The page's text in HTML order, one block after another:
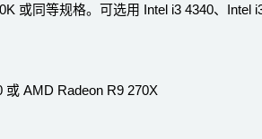
或同等规格。可选用 Intel i3 4340、Intel
AMD Radeon R9 270X